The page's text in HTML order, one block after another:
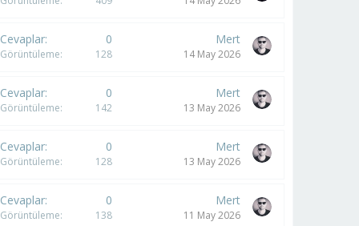
Cevaplar 0
Görüntüleme 128
Mert
14 May 2026
Cevaplar 0
Görüntüleme 142
Mert
13 May 2026
Cevaplar 0
Görüntüleme 128
Mert
13 May 2026
Cevaplar 0
Görüntüleme 138
Mert
11 May 2026